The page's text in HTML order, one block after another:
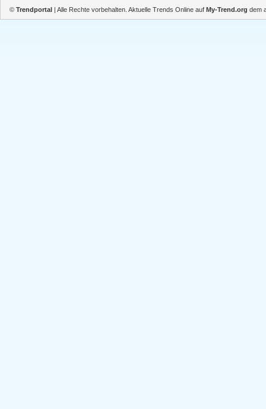
© Trendportal | Alle Rechte vorbehalten. Aktuelle Trends Online auf My-Trend.org dem